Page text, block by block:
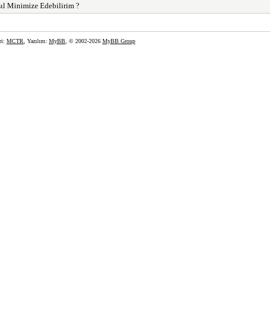
Minimize Edebilirim ?
MCTR , Yazılım: MyBB , © 2002-2026 MyBB Group